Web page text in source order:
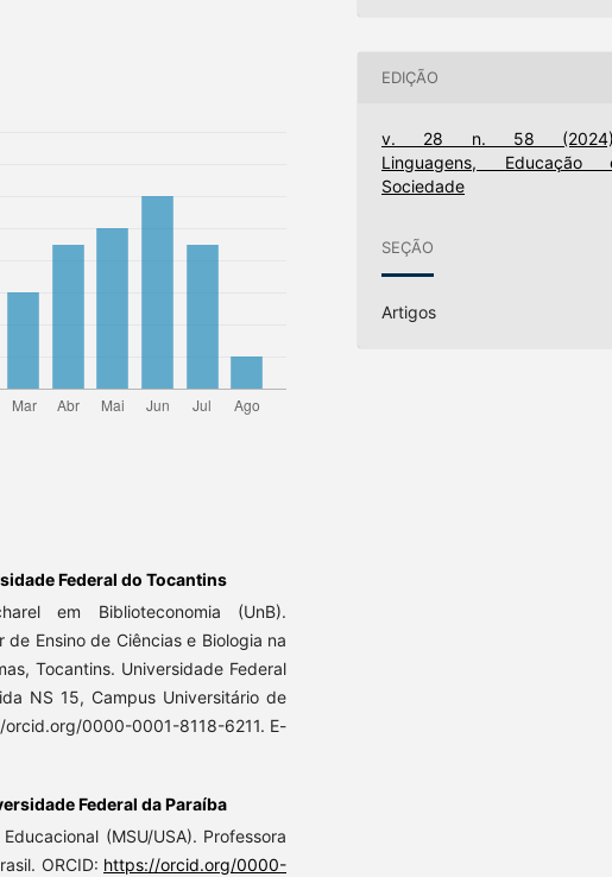
Federal do Tocantins
em Biblioteconomia (UnB).
Ensino de Ciências e Biologia na
Tocantins. Universidade Federal
NS 15, Campus Universitário de
orcid.org/0000-0001-8118-6211. E-
Federal da Paraíba
(MSU/USA). Professora
ORCID: https://orcid.org/0000-
EDIÇÃO
v. 28 n. 58
Linguagens, Educação
Sociedade
SEÇÃO
Artigos